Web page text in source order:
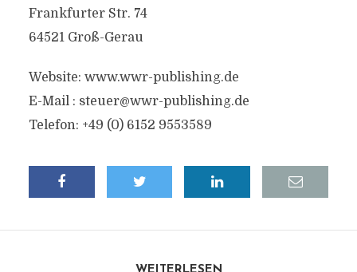
Frankfurter Str. 74
64521 Groß-Gerau
Website: www.wwr-publishing.de
E-Mail : steuer@wwr-publishing.de
Telefon: +49 (0) 6152 9553589